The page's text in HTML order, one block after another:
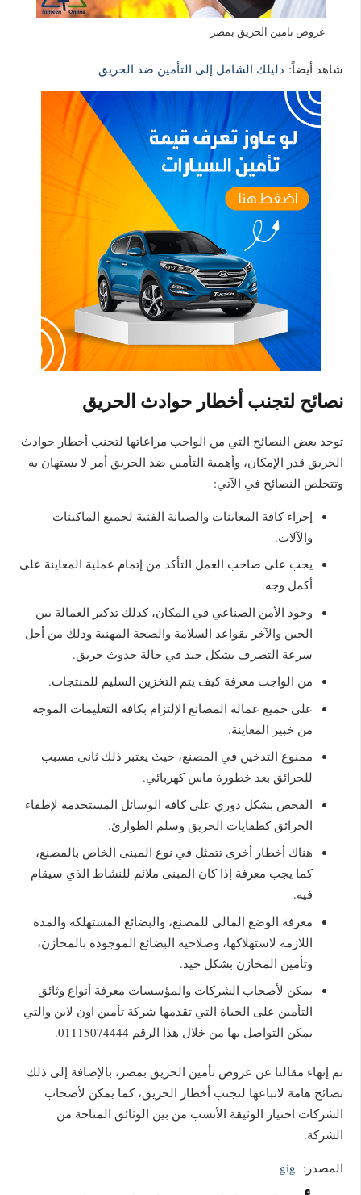
عروض تامين الحريق بمصر
شاهد أيضاً: دليلك الشامل إلى التأمين ضد الحريق
نصائح لتجنب أخطار حوادث الحريق
توجد بعض النصائح التي من الواجب مراعاتها لتجنب أخطار حوادث
الحريق قدر الإمكان، وأهمية التأمين ضد الحريق أمر لا يستهان به
وتتخلص النصائح في الآتي:
إجراء كافة المعاينات والصيانة الفنية لجميع الماكينات
والآلات.
يجب على صاحب العمل التأكد من إتمام عملية المعاينة على
أكمل وجه.
وجود الأمن الصناعي في المكان، كذلك تذكير العمالة بين
الحين والآخر بقواعد السلامة والصحة المهنية وذلك من أجل
سرعة التصرف بشكل جيد في حالة حدوث حريق.
من الواجب معرفة كيف يتم التخزين السليم للمنتجات.
على جميع عمالة المصانع الإلتزام بكافة التعليمات الموجة
من خبير المعاينة.
ممنوع التدخين في المصنع، حيث يعتبر ذلك ثانى مسبب
للحرائق بعد خطورة ماس كهربائي.
الفحص بشكل دوري على كافة الوسائل المستخدمة لإطفاء
الحرائق كطفايات الحريق وسلم الطوارئ.
هناك أخطار أخرى تتمثل في نوع المبنى الخاص بالمصنع،
كما يجب معرفة إذا كان المبنى ملائم للنشاط الذي سيقام
فيه.
معرفة الوضع المالي للمصنع، والبضائع المستهلكة والمدة
اللازمة لاستهلاكها، وصلاحية البضائع الموجودة بالمخازن،
وتأمين المخازن بشكل جيد.
يمكن لأصحاب الشركات والمؤسسات معرفة أنواع وثائق
التأمين على الحياة التي تقدمها شركة تأمين اون لاين والتي
يمكن التواصل بها من خلال هذا الرقم 01115074444.
تم إنهاء مقالنا عن عروض تأمين الحريق بمصر، بالإضافة إلى ذلك
نصائح هامة لاتباعها لتجنب أخطار الحريق، كما يمكن لأصحاب
الشركات اختيار الوثيقة الأنسب من بين الوثائق المتاحة من
الشركة.
المصدر: gig